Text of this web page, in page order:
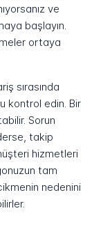
ve
başlayın.
ortaya
sırasında
kontrol edin. Bir
Sorun
takip
hizmetleri
tam
nedenini